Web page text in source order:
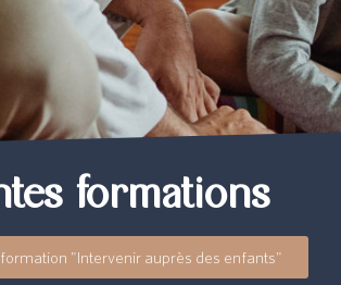
formations
"Intervenir auprès des enfants"